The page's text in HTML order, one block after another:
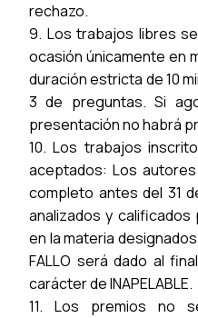
rechazo.
9. Los trabajos libres
ocasión únicamente en
duración estricta de 10
3 de preguntas. Si
presentación no habrá
10. Los trabajos
aceptados: Los
completo antes del 31
analizados y
en la materia
FALLO será dado al
carácter de INAPELABLE.
11. Los premios no